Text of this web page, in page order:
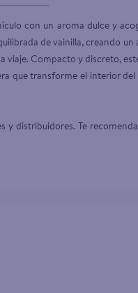
con un aroma dulce y
de vainilla, creando
viaje. Compacto y discreto,
que transforme el interior
distribuidores. Te